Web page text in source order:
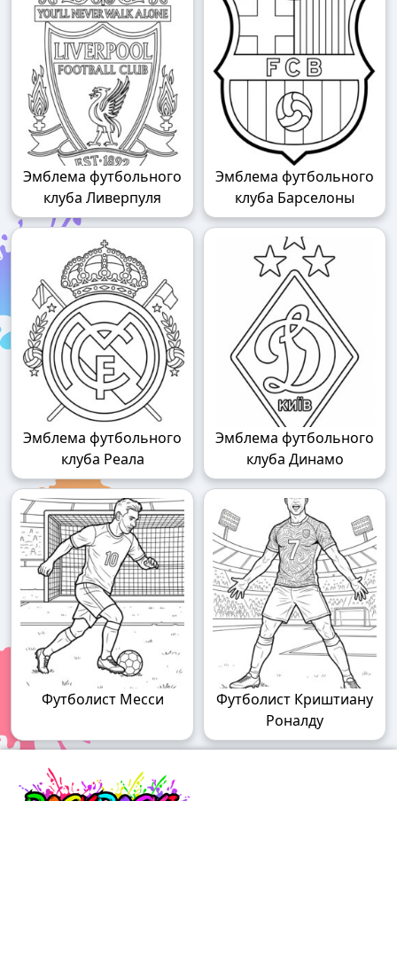
Эмблема футбольного
клуба Ливерпуля
Эмблема футбольного
клуба Барселоны
Эмблема футбольного
клуба Реала
Эмблема футбольного
клуба Динамо
Футболист Месси
Футболист Криштиану
Роналду